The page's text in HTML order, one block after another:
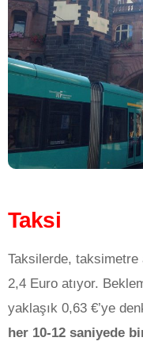
Taksi
Taksilerde, taksimetre
2,4 Euro atıyor.
yaklaşık 0,63 €’ye
her 10-12 saniyede